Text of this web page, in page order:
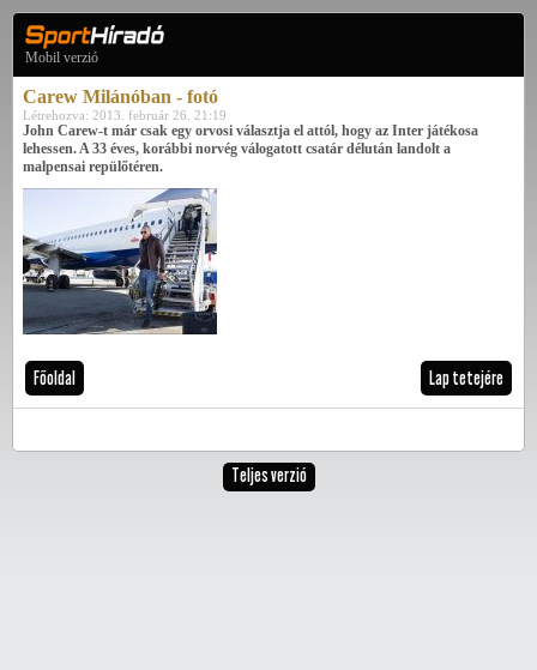
Mobil verzió
Carew Milánóban - fotó
Létrehozva: 2013. február 26. 21:19
John Carew-t már csak egy orvosi választja el attól, hogy az Inter játékosa
lehessen. A 33 éves, korábbi norvég válogatott csatár délután landolt a
malpensai repülőtéren.
Főoldal Lap tetejére
Teljes verzió